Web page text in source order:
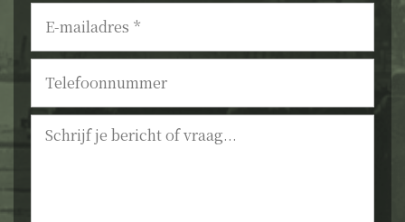
E-
mailadres *
Telefoonnummer
Bericht